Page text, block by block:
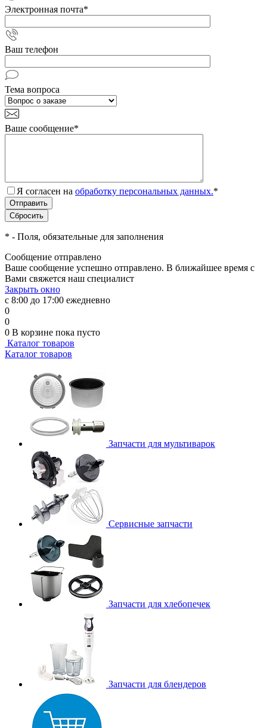
Электронная почта*
Ваш телефон
Тема вопроса
Ваше сообщение*
Я согласен на обработку персональных данных.*
* - Поля, обязательные для заполнения
Сообщение отправлено
Ваше сообщение успешно отправлено. В ближайшее время с
Вами свяжется наш специалист
Закрыть окно
с 8:00 до 17:00 ежедневно
0
0
0 В корзине пока пусто
Каталог товаров
Каталог товаров
Запчасти для мультиварок
Сервисные запчасти
Запчасти для хлебопечек
Запчасти для блендеров